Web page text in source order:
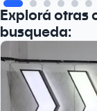
Explorá otras
busqueda: